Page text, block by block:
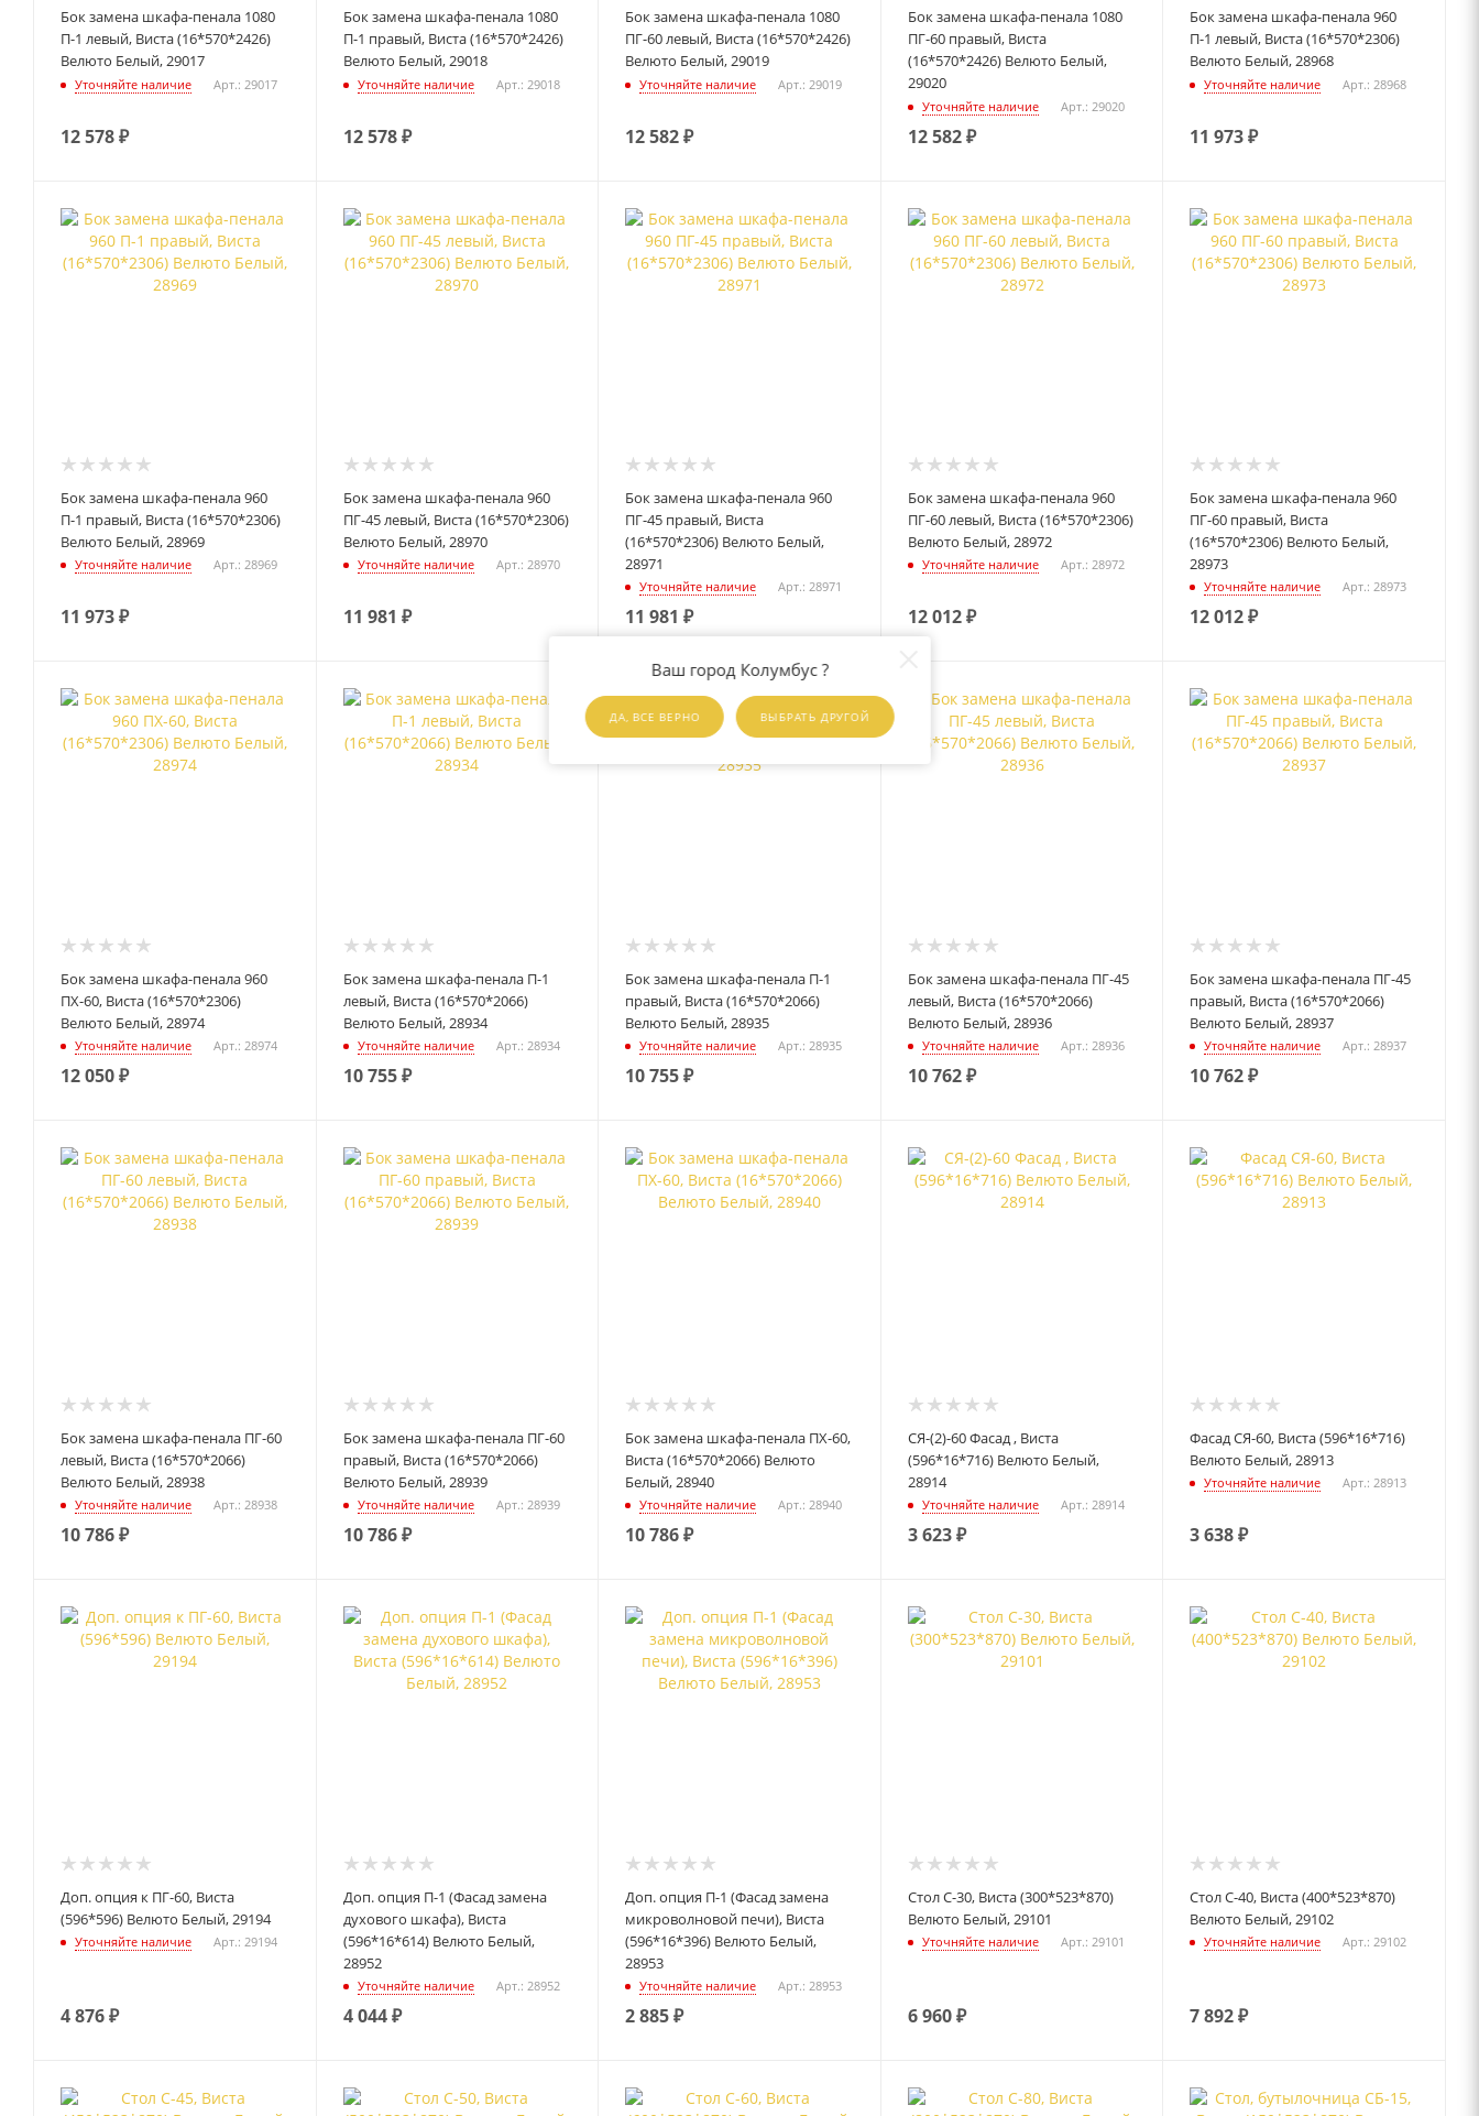
Ваш город Колумбус ?
ДА, ВСЕ ВЕРНО ВЫБРАТЬ ДРУГОЙ
Бок замена шкафа-пенала 1080
П-1 левый, Виста (16*570*2426)
Велюто Белый, 29017
Уточняйте наличие Арт.: 29017
12 578₽
Бок замена шкафа-пенала 1080
П-1 правый, Виста (16*570*2426)
Велюто Белый, 29018
Уточняйте наличие Арт.: 29018
12 578₽
Бок замена шкафа-пенала 1080
ПГ-60 левый, Виста (16*570*2426)
Велюто Белый, 29019
Уточняйте наличие Арт.: 29019
12 582₽
Бок замена шкафа-пенала 1080
ПГ-60 правый, Виста
(16*570*2426) Велюто Белый,
29020
Уточняйте наличие Арт.: 29020
12 582₽
Бок замена шкафа-пенала 960
П-1 левый, Виста (16*570*2306)
Велюто Белый, 28968
Уточняйте наличие Арт.: 28968
11 973₽
Бок замена шкафа-пенала 960
П-1 правый, Виста (16*570*2306)
Велюто Белый, 28969
Уточняйте наличие Арт.: 28969
11 973₽
Бок замена шкафа-пенала 960
ПГ-45 левый, Виста (16*570*2306)
Велюто Белый, 28970
Уточняйте наличие Арт.: 28970
11 981 ₽
Бок замена шкафа-пенала 960
ПГ-45 правый, Виста
(16*570*2306) Велюто Белый,
28971
Уточняйте наличие Арт.: 28971
11 981 ₽
Бок замена шкафа-пенала 960
ПГ-60 левый, Виста (16*570*2306)
Велюто Белый, 28972
Уточняйте наличие Арт.: 28972
12 012₽
Бок замена шкафа-пенала 960
ПГ-60 правый, Виста
(16*570*2306) Велюто Белый,
28973
Уточняйте наличие Арт.: 28973
12 012₽
Бок замена шкафа-пенала 960
ПХ-60, Виста (16*570*2306)
Велюто Белый, 28974
Уточняйте наличие Арт.: 28974
12 050₽
Бок замена шкафа-пенала П-1
левый, Виста (16*570*2066)
Велюто Белый, 28934
Уточняйте наличие Арт.: 28934
10 755₽
Бок замена шкафа-пенала П-1
правый, Виста (16*570*2066)
Велюто Белый, 28935
Уточняйте наличие Арт.: 28935
10 755₽
Бок замена шкафа-пенала ПГ-45
левый, Виста (16*570*2066)
Велюто Белый, 28936
Уточняйте наличие Арт.: 28936
10 762₽
Бок замена шкафа-пенала ПГ-45
правый, Виста (16*570*2066)
Велюто Белый, 28937
Уточняйте наличие Арт.: 28937
10 762₽
Бок замена шкафа-пенала ПГ-60
левый, Виста (16*570*2066)
Велюто Белый, 28938
Уточняйте наличие Арт.: 28938
10 786₽
Бок замена шкафа-пенала ПГ-60
правый, Виста (16*570*2066)
Велюто Белый, 28939
Уточняйте наличие Арт.: 28939
10 786₽
Бок замена шкафа-пенала ПХ-60,
Виста (16*570*2066) Велюто
Белый, 28940
Уточняйте наличие Арт.: 28940
10 786₽
СЯ-(2)-60 Фасад , Виста
(596*16*716) Велюто Белый,
28914
Уточняйте наличие Арт.: 28914
3 623₽
Фасад СЯ-60, Виста (596*16*716)
Велюто Белый, 28913
Уточняйте наличие Арт.: 28913
3 638₽
Доп. опция к ПГ-60, Виста
(596*596) Велюто Белый, 29194
Уточняйте наличие Арт.: 29194
4 876₽
Доп. опция П-1 (Фасад замена
духового шкафа), Виста
(596*16*614) Велюто Белый,
28952
Уточняйте наличие Арт.: 28952
4 044₽
Доп. опция П-1 (Фасад замена
микроволновой печи), Виста
(596*16*396) Велюто Белый,
28953
Уточняйте наличие Арт.: 28953
2 885₽
Стол С-30, Виста (300*523*870)
Велюто Белый, 29101
Уточняйте наличие Арт.: 29101
6 960₽
Стол С-40, Виста (400*523*870)
Велюто Белый, 29102
Уточняйте наличие Арт.: 29102
7 892₽